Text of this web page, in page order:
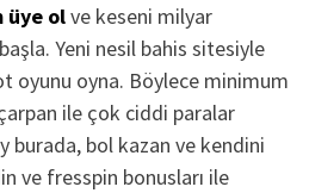
üye olve keseni milyar
Yeni nesil bahis sitesiyle
oyunu oyna. Böylece minimum
ile çok ciddi paralar
burada, bol kazan ve kendini
ve fresspin bonusları ile